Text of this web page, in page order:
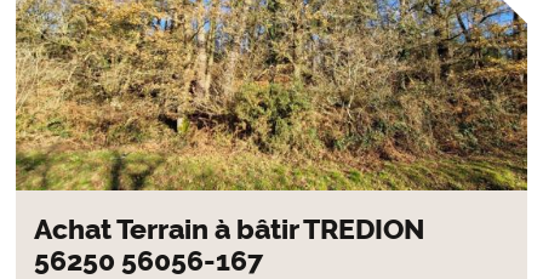
Achat Terrain à bâtir TREDION
56250 56056-167